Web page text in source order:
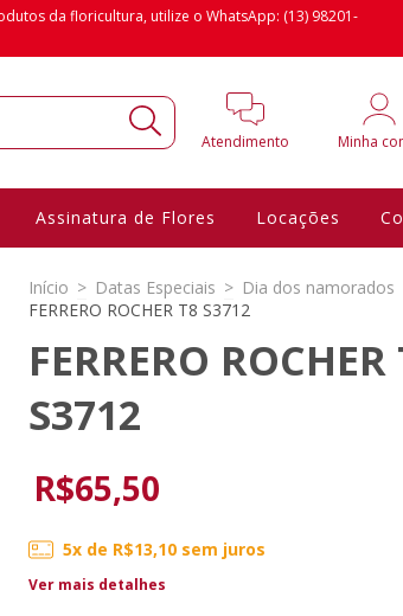
da floricultura, utilize o WhatsApp: (13) 98201-
Atendimento Minha
Assinatura de Flores Locações
Início > Datas Especiais > Dia dos namorados
FERRERO ROCHER T8 S3712
FERRERO ROCHER
S3712
R$65,50
5x de R$13,10sem juros
Ver mais detalhes